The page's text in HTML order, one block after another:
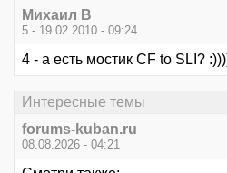
Михаил В
5 - 19.02.2010 - 09:24
4 - а есть мостик CF to SLI?
Интересные темы
forums-kuban.ru
08.08.2026 - 04:21